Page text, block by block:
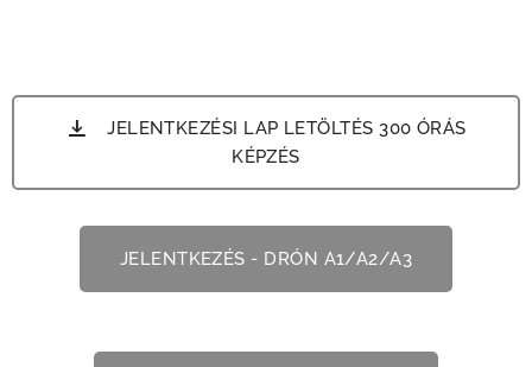
JELENTKEZÉSI LAP LETÖLTÉS 300 ÓRÁS
KÉPZÉS
JELENTKEZÉS - DRÓN A1/A2/A3